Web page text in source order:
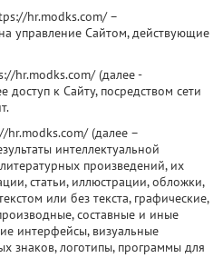
hr.modks.com/ –
управление Сайтом, действующие
hr.modks.com/ (далее ‑
к Сайту, посредством сети
hr.modks.com/ (далее –
интеллектуальной
произведений, их
статьи, иллюстрации, обложки,
или без текста, графические,
составные и иные
интерфейсы, визуальные
знаков, логотипы, программы для